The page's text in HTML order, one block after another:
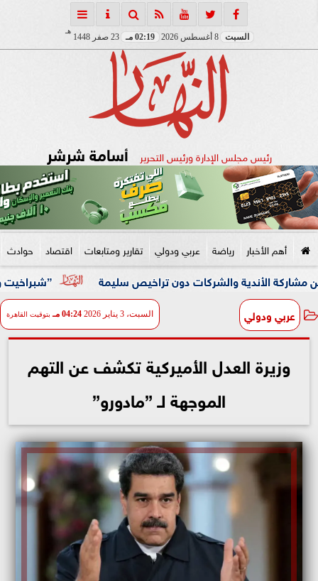
السبت 8 أغسطس 2026 02:19 مـ 23 صفر 1448
هـ
رئيس مجلس الإدارة ورئيس التحرير أسامة شرشر
أهم الأخبار رياضة عربي ودولي تقارير ومتابعات اقتصاد حوادث
”شبراخيت وبدر” ضمن أفضل 10 وحدات محلية على مستوى الجمهورية بالدورة والشركات دون تراخيص سليمة
عربي ودولي السبت، 3 يناير 2026 04:24 مـ بتوقيت القاهرة
وزيرة العدل الأميركية تكشف عن التهم
الموجهة لـ ”مادورو”